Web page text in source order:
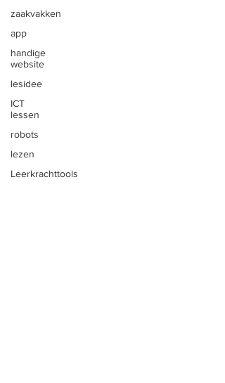
zaakvakken
app
handige
website
lesidee
ICT
lessen
robots
lezen
Leerkrachttools